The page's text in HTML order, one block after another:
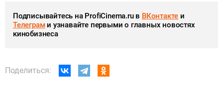
Подписывайтесь на ProfiCinema.ru в ВКонтакте и
Телеграми узнавайте первыми о главных новостях
кинобизнеса
Поделиться: